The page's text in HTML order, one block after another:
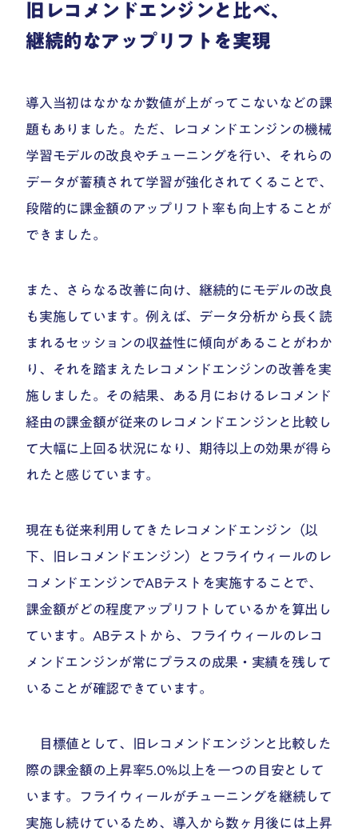
旧レコメンドエンジンと比べ、
継続的なアップリフトを実現
導入当初はなかなか数値が上がってこないなどの課
題もありました。ただ、レコメンドエンジンの機械
学習モデルの改良やチューニングを行い、それらの
データが蓄積されて学習が強化されてくることで、
段階的に課金額のアップリフト率も向上することが
できました。
また、さらなる改善に向け、継続的にモデルの改良
も実施しています。例えば、データ分析から長く読
まれるセッションの収益性に傾向があることがわか
り、それを踏まえたレコメンドエンジンの改善を実
施しました。その結果、ある月におけるレコメンド
経由の課金額が従来のレコメンドエンジンと比較し
て大幅に上回る状況になり、期待以上の効果が得ら
れたと感じています。
現在も従来利用してきたレコメンドエンジン（以
下、旧レコメンドエンジン）とフライウィールのレ
コメンドエンジンでABテストを実施することで、
課金額がどの程度アップリフトしているかを算出し
ています。ABテストから、フライウィールのレコ
メンドエンジンが常にプラスの成果・実績を残して
いることが確認できています。
目標値として、旧レコメンドエンジンと比較した
際の課金額の上昇率5.0%以上を一つの目安として
います。フライウィールがチューニングを継続して
実施し続けているため、導入から数ヶ月後には上昇